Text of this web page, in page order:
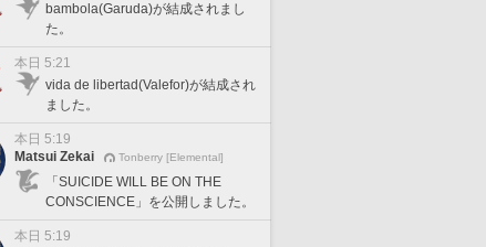
bambola(Garuda)が結成されまし
た。
本日 5:21
vida de libertad(Valefor)が結成され
ました。
本日 5:19
Matsui Zekai
Tonberry [Elemental]
「SUICIDE WILL BE ON THE
CONSCIENCE」を公開しました。
本日 5:19